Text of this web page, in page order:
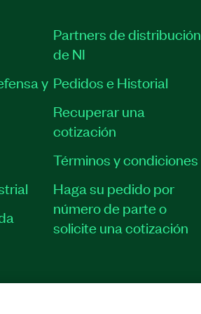
y
Partners de distribución
de NI
Pedidos e Historial
Recuperar una
cotización
Términos y condiciones
Haga su pedido por
número de parte o
solicite una cotización